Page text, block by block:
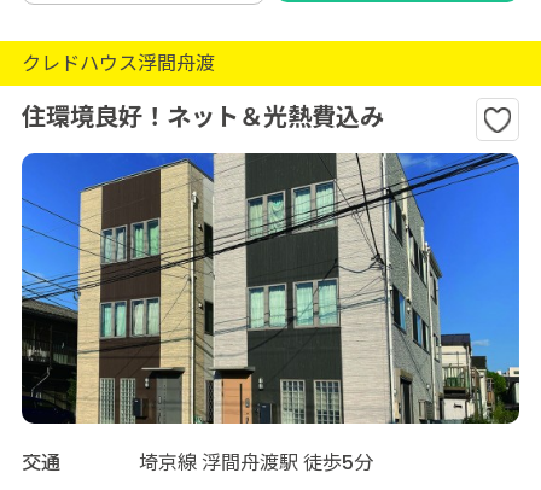
クレドハウス浮間舟渡
住環境良好！ネット＆光熱費込み
交通
埼京線 浮間舟渡駅 徒歩5分